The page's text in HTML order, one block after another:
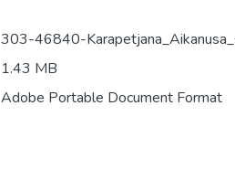
303-46840-
1.43 MB
Adobe Portable Document Format